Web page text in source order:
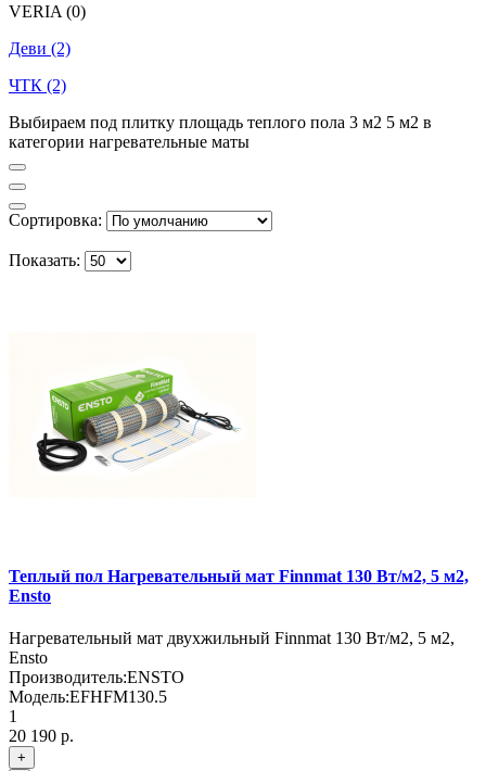
VERIA(0)
Деви (2)
ЧТК (2)
Выбираем под плитку площадь теплого пола 3 м2 5 м2 в
категории нагревательные маты
Сортировка:
Показать:
Теплый пол Нагревательный мат Finnmat 130 Вт/м2, 5 м2,
Ensto
Нагревательный мат двухжильный Finnmat 130 Вт/м2, 5 м2,
Ensto
Производитель:ENSTO
Модель:EFHFM130.5
1
20 190 р.
+